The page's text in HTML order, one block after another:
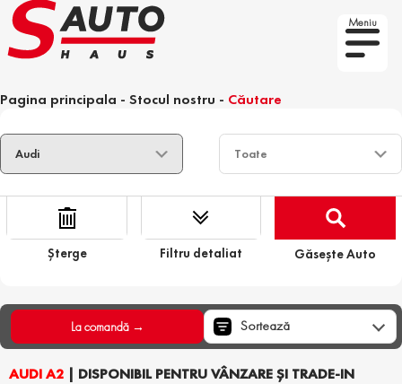
Meniu
Pagina principala - Stocul nostru - Căutare
Șterge Filtru detaliat Găsește Auto
AUDI A2 | DISPONIBIL PENTRU VÂNZARE ȘI TRADE-IN
La comandă → Sortează